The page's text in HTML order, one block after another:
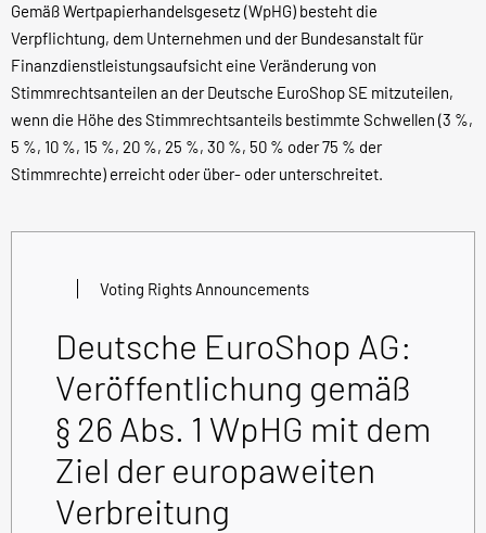
Gemäß Wertpapierhandelsgesetz (WpHG) besteht die
Verpflichtung, dem Unternehmen und der Bundesanstalt für
Finanzdienstleistungsaufsicht eine Veränderung von
Stimmrechtsanteilen an der Deutsche EuroShop SE mitzuteilen,
wenn die Höhe des Stimmrechtsanteils bestimmte Schwellen (3 %,
5 %, 10 %, 15 %, 20 %, 25 %, 30 %, 50 % oder 75 % der
Stimmrechte) erreicht oder über- oder unterschreitet.
Voting Rights Announcements
Deutsche EuroShop AG:
Veröffentlichung gemäß
§ 26 Abs. 1 WpHG mit dem
Ziel der europaweiten
Verbreitung